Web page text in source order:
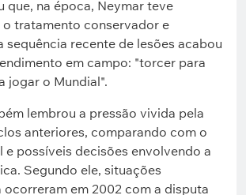
que, na época, Neymar teve
tratamento conservador e
sequência recente de lesões acabou
em campo: "torcer para
jogar o Mundial".
lembrou a pressão vivida pela
anteriores, comparando com o
e possíveis decisões envolvendo a
Segundo ele, situações
ocorreram em 2002 com a disputa